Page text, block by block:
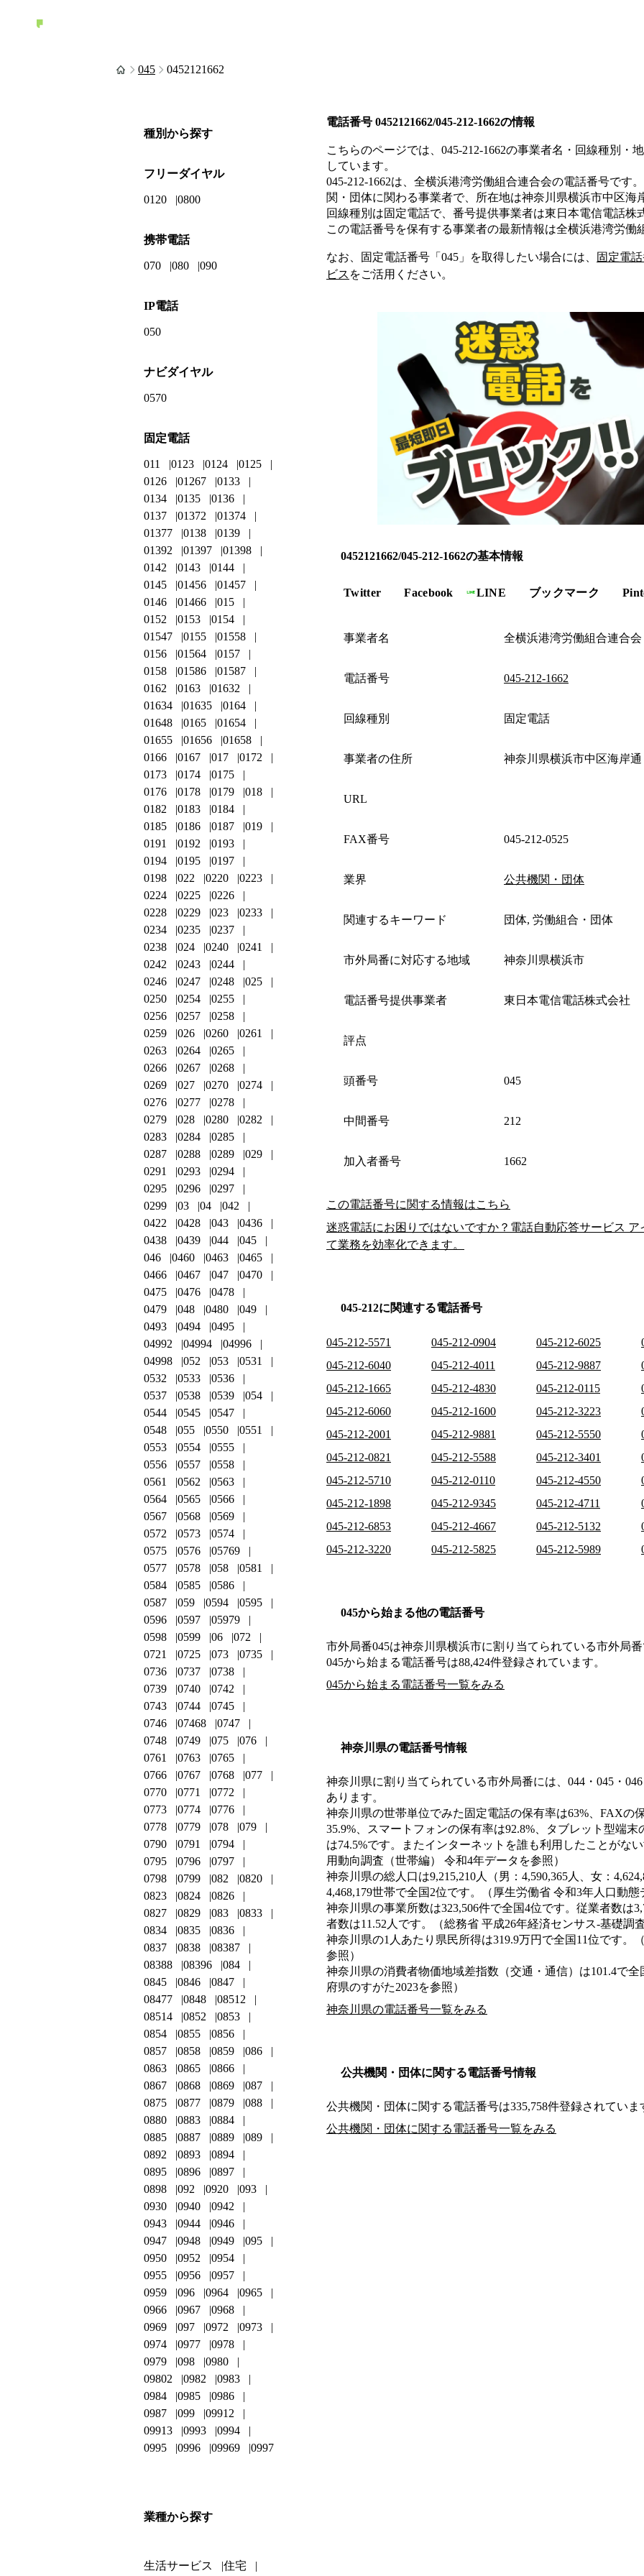
045 0452121662
電話番号 0452121662/045-212-1662の情報
こちらのページでは、 045-212-1662の事業者名・回線種別・
しています。
045-212-1662は、 全横浜港湾労働組合連合会の電話番号です。
関・団体に関わる事業者で、所在地は神奈川県横浜市中区海
回線種別は固定電話で、番号提供事業者は東日本電信電話株
この電話番号を保有する事業者の最新情報は全横浜港湾労働
なお、固定電話番号「 045 」を取得したい場合には、
固定電
ビス をご活用ください。
0452121662/045-212-1662の基本情報
Twitter Facebook LINE ブックマーク
事業者名 全横浜港湾労働組合連合会
電話番号 045-212-1662
回線種別 固定電話
事業者の住所 神奈川県横浜市中区海岸
URL
FAX番号 045-212-0525
業界 公共機関・団体
関連するキーワード 団体, 労働組合・団体
市外局番に対応する地域 神奈川県横浜市
電話番号提供事業者 東日本電信電話株式会社
評点
頭番号 045
中間番号 212
加入者番号 1662
この電話番号に関する情報はこちら
迷惑電話にお困りではないですか？電話自動応答サービス
て業務を効率化できます。
045-212に関連する電話番号
045-212-5571 045-212-0904 045-212-6025
045-212-6040
045-212-4011 045-212-9887
045-212-1665
045-212-4830 045-212-0115
045-212-6060
045-212-1600 045-212-3223
045-212-2001
045-212-9881 045-212-5550
045-212-0821
045-212-5588 045-212-3401
045-212-5710
045-212-0110 045-212-4550
045-212-1898
045-212-9345 045-212-4711
045-212-6853
045-212-4667 045-212-5132
045-212-3220
045-212-5825 045-212-5989
045から始まる他の電話番号
市外局番045は神奈川県横浜市に割り当てられている市外局
045から始まる電話番号は88,424件登録されています。
045から始まる電話番号一覧をみる
神奈川県の電話番号情報
神奈川県に割り当てられている市外局番には、044・045・046
あります。
神奈川県の世帯単位でみた固定電話の保有率は63%、FAXの
35.9%、スマートフォンの保有率は92.8%、タブレット型端
は74.5%です。またインターネットを誰も利用したことがな
用動向調査（世帯編） 令和4年データを参照）
神奈川県の総人口は9,215,210人（男：4,590,365人、女：
4,468,179世帯で全国2位です。（厚生労働省 令和3年人口動
神奈川県の事業所数は323,506件で全国4位です。従業者数は
者数は11.52人です。（総務省 平成26年経済センサス‐基礎調
神奈川県の1人あたり県民所得は319.9万円で全国11位です。
参照）
神奈川県の消費者物価地域差指数（交通・通信）は101.4で
府県のすがた2023を参照）
神奈川県の電話番号一覧をみる
公共機関・団体に関する電話番号情報
公共機関・団体に関する電話番号は335,758件登録されていま
公共機関・団体に関する電話番号一覧をみる
種別から探す
フリーダイヤル
0120 0800
携帯電話
070 080 090
IP電話
050
ナビダイヤル
0570
固定電話
011 0123 0124
0125
0126
01267
0133
0134
0135
0136
0137
01372
01374
01377
0138
0139
01392
01397
01398
0142
0143
0144
0145
01456
01457
0146
01466
015
0152
0153
0154
01547
0155
01558
0156
01564
0157
0158
01586
01587
0162
0163
01632
01634
01635
0164
01648
0165
01654
01655
01656
01658
0166
0167 017
0172
0173
0174
0175
0176
0178 0179
018
0182
0183
0184
0185
0186 0187
019
0191
0192
0193
0194
0195
0197
0198
022 0220
0223
0224
0225
0226
0228
0229 023
0233
0234
0235
0237
0238
024 0240
0241
0242
0243
0244
0246
0247 0248
025
0250
0254
0255
0256
0257
0258
0259
026 0260
0261
0263
0264
0265
0266
0267
0268
0269
027 0270
0274
0276
0277
0278
0279
028 0280
0282
0283
0284
0285
0287
0288 0289
029
0291
0293
0294
0295
0296
0297
0299
03 04
042
0422
0428 043
0436
0438
0439 044
045
046
0460 0463
0465
0466
0467 047
0470
0475
0476
0478
0479
048 0480
049
0493
0494
0495
04992
04994
04996
04998
052 053
0531
0532
0533
0536
0537
0538 0539
054
0544
0545
0547
0548
055 0550
0551
0553
0554
0555
0556
0557
0558
0561
0562
0563
0564
0565
0566
0567
0568
0569
0572
0573
0574
0575
0576
05769
0577
0578 058
0581
0584
0585
0586
0587
059 0594
0595
0596
0597
05979
0598
0599 06
072
0721
0725 073
0735
0736
0737
0738
0739
0740
0742
0743
0744
0745
0746
07468
0747
0748
0749 075
076
0761
0763
0765
0766
0767 0768
077
0770
0771
0772
0773
0774
0776
0778
0779 078
079
0790
0791
0794
0795
0796
0797
0798
0799 082
0820
0823
0824
0826
0827
0829 083
0833
0834
0835
0836
0837
0838
08387
08388
08396
084
0845
0846
0847
08477
0848
08512
08514
0852
0853
0854
0855
0856
0857
0858 0859
086
0863
0865
0866
0867
0868 0869
087
0875
0877 0879
088
0880
0883
0884
0885
0887 0889
089
0892
0893
0894
0895
0896
0897
0898
092 0920
093
0930
0940
0942
0943
0944
0946
0947
0948 0949
095
0950
0952
0954
0955
0956
0957
0959
096 0964
0965
0966
0967
0968
0969
097 0972
0973
0974
0977
0978
0979
098
0980
09802
0982
0983
0984
0985
0986
0987
099
09912
09913
0993
0994
0995
0996 09969 0997
業種から探す
生活サービス 住宅